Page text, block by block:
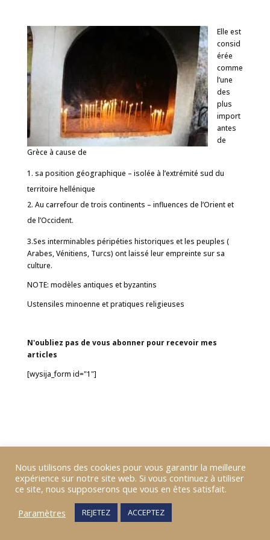
Elle est
consid
érée
comme
l’une
des
plus
import
antes
de
Grèce à cause de
sa position géographique – isolée à l’extrémité sud du
territoire hellénique
Au carrefour de trois continents – influences de l’Orient et
de l’Occident.
3.Ses interminables péripéties historiques et les peuples (
Arabes, Vénitiens, Turcs) ont laissé leur empreinte sur sa
culture.
NOTE: modèles antiques et byzantins
Ustensiles minoenne et pratiques religieuses
N'oubliez pas de vous abonner pour recevoir mes
articles
[wysija_form id="1"]
Nous utilisons des cookies pour vous garantir la meilleure
expérience sur notre site web. Si vous continuez à utiliser
ce site, nous supposerons que vous en êtes satisfait.
Paramètres
REJETEZ ACCEPTEZ